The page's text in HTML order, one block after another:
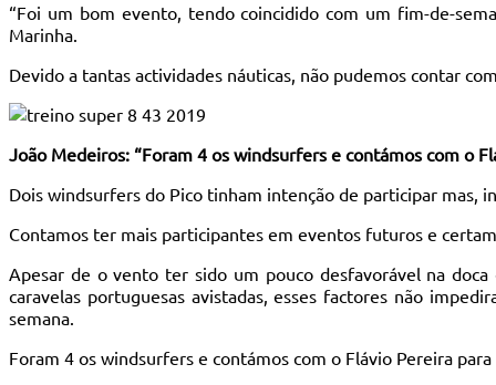
“Foi um bom evento, tendo coincidido com um fim-de-
Marinha.
Devido a tantas actividades náuticas, não pudemos contar
João Medeiros: “Foram 4 os windsurfers e contámos com o
Dois windsurfers do Pico tinham intenção de participar
Contamos ter mais participantes em eventos futuros e
Apesar de o vento ter sido um pouco desfavorável na
caravelas portuguesas avistadas, esses factores não
semana.
Foram 4 os windsurfers e contámos com o Flávio Pereira